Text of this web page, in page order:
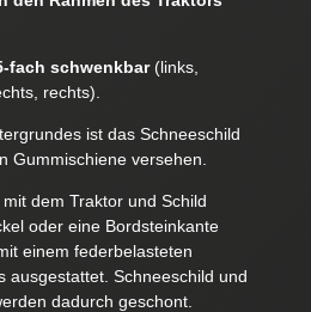
fach schwenkbar(links,
rechts).
ist das Schneeschild
Gummischiene versehen.
dem Traktor und Schild
oder eine Bordsteinkante
einem federbelasteten
ausgestattet. Schneeschild und
dadurch geschont.